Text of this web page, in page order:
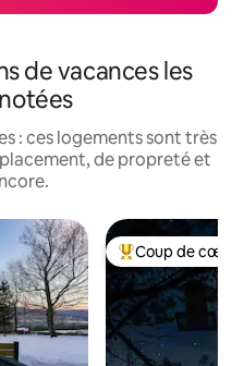
de vacances les
: ces logements sont très
de propreté et
Coups de cœur
Coup de cœur